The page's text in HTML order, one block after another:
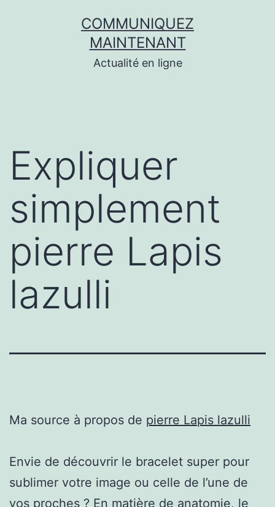
COMMUNIQUEZ
MAINTENANT
Actualité en ligne
Expliquer
simplement
pierre Lapis
lazulli
Ma source à propos de pierre Lapis lazulli
Envie de découvrir le bracelet super pour
sublimer votre image ou celle de l’une de
vos proches ? En matière de anatomie, le